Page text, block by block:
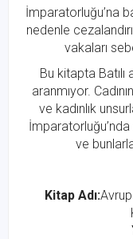
İmparatorluğu’na
nedenle
vakaları
Bu kitapta Batılı
aranmıyor.
ve kadınlık
İmparatorluğu’nda
ve
Kitap Adı: